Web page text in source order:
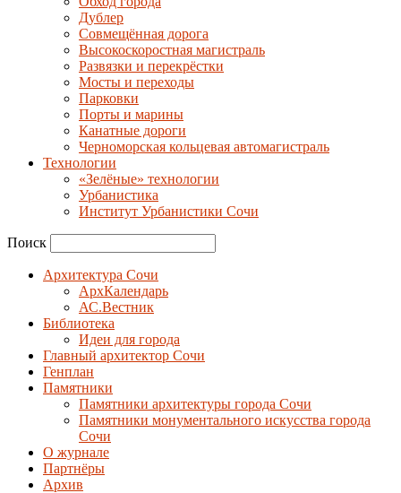
Дублер
Совмещённая дорога
Высокоскоростная магистраль
Развязки и перекрёстки
Мосты и переходы
Парковки
Порты и марины
Канатные дороги
Черноморская кольцевая автомагистраль
Технологии
«Зелёные» технологии
Урбанистика
Институт Урбанистики Сочи
Поиск
Архитектура Сочи
АрхКалендарь
АС.Вестник
Библиотека
Идеи для города
Главный архитектор Сочи
Генплан
Памятники
Памятники архитектуры города Сочи
Памятники монументального искусства города
Сочи
О журнале
Партнёры
Архив